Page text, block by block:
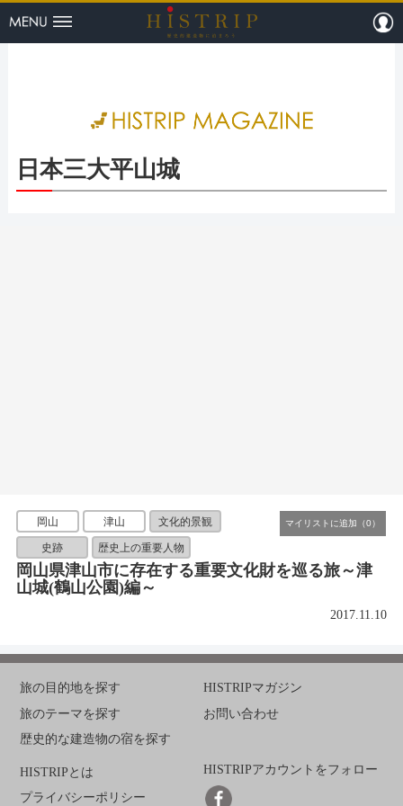
HISTRIP（
日本三大平山城
岡山 津山 文化的景観
史跡 歴史上の重要人物
岡山県津山市に存在する重要文化財を巡る旅～津
山城(鶴山公園)編～
2017.11.10
旅の目的地を探す
旅のテーマを探す
歴史的な建造物の宿を探す
HISTRIPマガジン
お問い合わせ
HISTRIPとは
プライバシーポリシー
HISTRIPアカウントをフォロー